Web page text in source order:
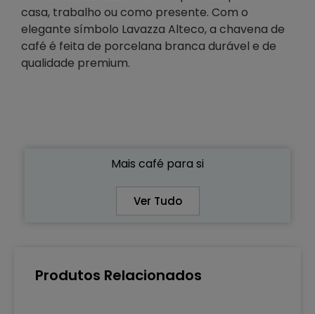
casa, trabalho ou como presente. Com o
elegante símbolo Lavazza Alteco, a chavena de
café é feita de porcelana branca durável e de
qualidade premium.
Mais café para si
Ver Tudo
Produtos Relacionados